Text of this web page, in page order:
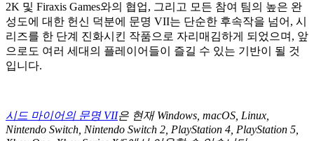
2K 및 Firaxis Games와의 협업, 그리고 모든 참여 팀의 높은 완
성도에 대한 헌신 덕분에 문명 VII는 단순한 후속작을 넘어, 시
리즈를 한 단계 진화시킨 작품으로 자리매김하게 되었으며, 앞
으로도 여러 세대의 플레이어들이 즐길 수 있는 기반이 될 것
입니다.
시드 마이어의 문명 VII은 현재 Windows, macOS, Linux,
Nintendo Switch, Nintendo Switch 2, PlayStation 4, PlayStation 5,